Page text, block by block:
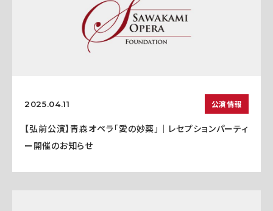
2025.04.11 公演情報
【弘前公演】青森オペラ「愛の妙薬」｜レセプションパーティ
ー開催のお知らせ